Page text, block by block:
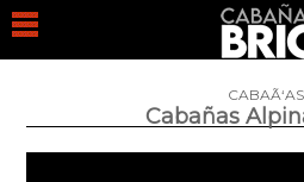
Cabañas